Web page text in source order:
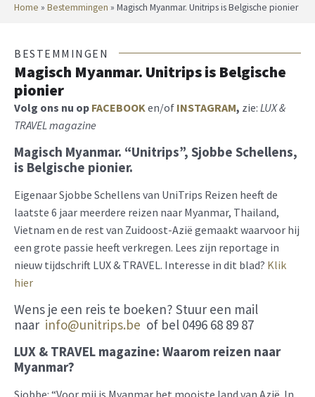
Home » Bestemmingen » Magisch Myanmar. Unitrips is Belgische pionier
BESTEMMINGEN
Magisch Myanmar. Unitrips is Belgische
pionier
Volg ons nu op FACEBOOK en/of INSTAGRAM, zie: LUX &
TRAVEL magazine
Magisch Myanmar. “Unitrips”, Sjobbe Schellens,
is Belgische pionier.
Eigenaar Sjobbe Schellens van UniTrips Reizen heeft de
laatste 6 jaar meerdere reizen naar Myanmar, Thailand,
Vietnam en de rest van Zuidoost-Azië gemaakt waarvoor hij
een grote passie heeft verkregen. Lees zijn reportage in
nieuw tijdschrift LUX & TRAVEL. Interesse in dit blad? Klik
hier
Wens je een reis te boeken? Stuur een mail
naar info@unitrips.be of bel 0496 68 89 87
LUX & TRAVEL magazine: Waarom reizen naar
Myanmar?